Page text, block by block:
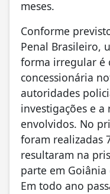
meses.
Conforme
Penal Brasileiro,
forma irregular é
concessionária
autoridades
investigações e a
envolvidos. No
foram realizadas
resultaram na
parte em
Em todo ano